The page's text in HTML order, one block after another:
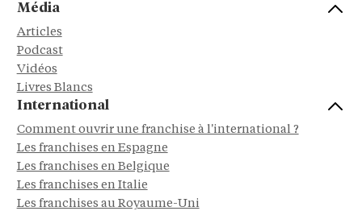
Média
Articles
Podcast
Vidéos
Livres Blancs
International
Comment ouvrir une franchise à l'international ?
Les franchises en Espagne
Les franchises en Belgique
Les franchises en Italie
Les franchises au Royaume-Uni